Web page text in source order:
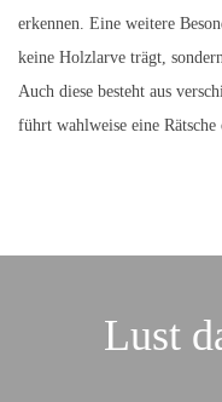
erkennen. Eine weitere
keine Holzlarve trägt,
Auch diese besteht aus
führt wahlweise eine
Lust